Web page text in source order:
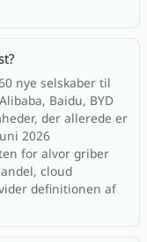
nye selskaber til
Baidu, BYD
der allerede er
2026
for alvor griber
cloud
definitionen af